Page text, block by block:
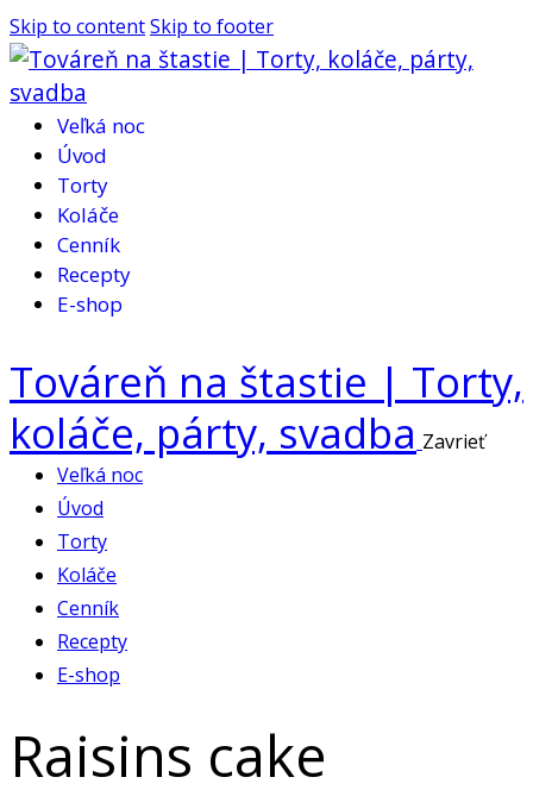
Skip to contentSkip to footer
Veľká noc
Úvod
Torty
Koláče
Cenník
Recepty
E-shop
Továreň na štastie | Torty,
koláče, párty, svadba Zavrieť
Veľká noc
Úvod
Torty
Koláče
Cenník
Recepty
E-shop
facebook-
1
instagram
Raisins cake